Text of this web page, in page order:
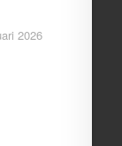
2026